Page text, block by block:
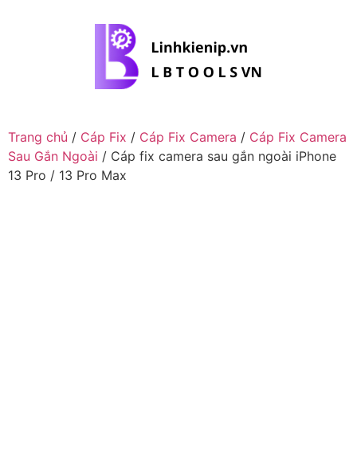
Trang chủ / Cáp Fix / Cáp Fix Camera / Cáp Fix Camera
Sau Gắn Ngoài / Cáp fix camera sau gắn ngoài iPhone
13 Pro / 13 Pro Max